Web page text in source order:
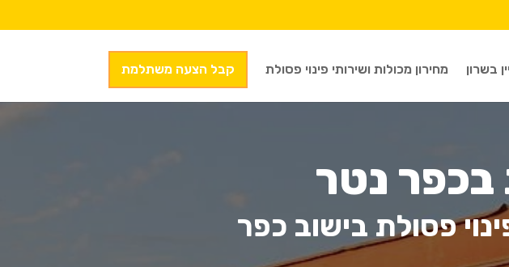
בשרון מחירון מכולות ושירותי פינוי פסולת קבל הצעה משתלמת
בכפר נטר
פסולת בישוב כפר